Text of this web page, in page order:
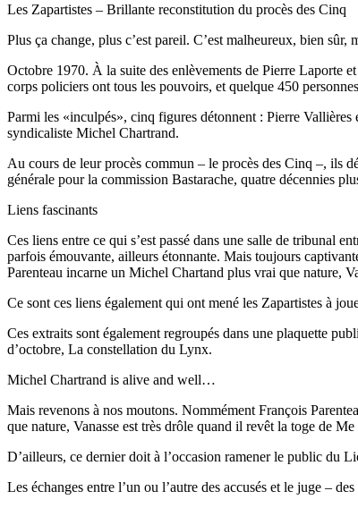
Les Zapartistes – Brillante reconstitution du procès des Cinq
Plus ça change, plus c’est pareil. C’est malheureux, bien
Octobre 1970. À la suite des enlèvements de Pierre Laporte
corps policiers ont tous les pouvoirs, et quelque 450
Parmi les «inculpés», cinq figures détonnent : Pierre
syndicaliste Michel Chartrand.
Au cours de leur procès commun – le procès des Cinq –, ils
générale pour la commission Bastarache, quatre décennies
Liens fascinants
Ces liens entre ce qui s’est passé dans une salle de tribunal
parfois émouvante, ailleurs étonnante. Mais toujours
Parenteau incarne un Michel Chartand plus vrai que nature,
Ce sont ces liens également qui ont mené les Zapartistes à
Ces extraits sont également regroupés dans une plaquette
d’octobre, La constellation du Lynx.
Michel Chartrand is alive and well…
Mais revenons à nos moutons. Nommément François
que nature, Vanasse est très drôle quand il revêt la toge de
D’ailleurs, ce dernier doit à l’occasion ramener le public du
Les échanges entre l’un ou l’autre des accusés et le juge –